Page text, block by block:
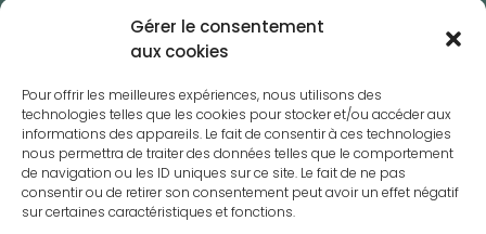
Gérer le consentement
aux cookies
Pour offrir les meilleures expériences, nous utilisons des
technologies telles que les cookies pour stocker et/ou accéder aux
informations des appareils. Le fait de consentir à ces technologies
nous permettra de traiter des données telles que le comportement
de navigation ou les ID uniques sur ce site. Le fait de ne pas
consentir ou de retirer son consentement peut avoir un effet négatif
sur certaines caractéristiques et fonctions.
@_mosaiquefood
@kinetic_or
Naturopathie
Réflexologie
Abdos sans risque®
Coaching en alimentation
Pilates